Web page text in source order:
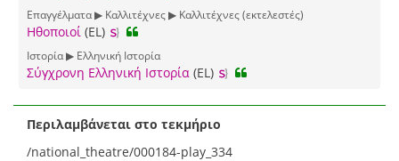
Επαγγέλματα ▶ Καλλιτέχνες ▶ Καλλιτέχνες (εκτελεστές)
Ηθοποιοί (EL)
Ιστορία ▶ Ελληνική Ιστορία
Σύγχρονη Ελληνική Ιστορία (EL)
Περιλαμβάνεται στο τεκμήριο
/national_theatre/000184-play_334